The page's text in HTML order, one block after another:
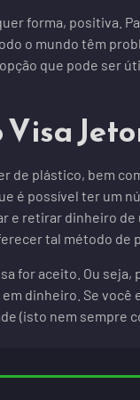
forma, positiva.
o mundo têm
que pode ser
de plástico, bem
é possível ter um
e retirar dinheiro
tal método de
for aceito. Ou
dinheiro. Se
(isto nem sempre